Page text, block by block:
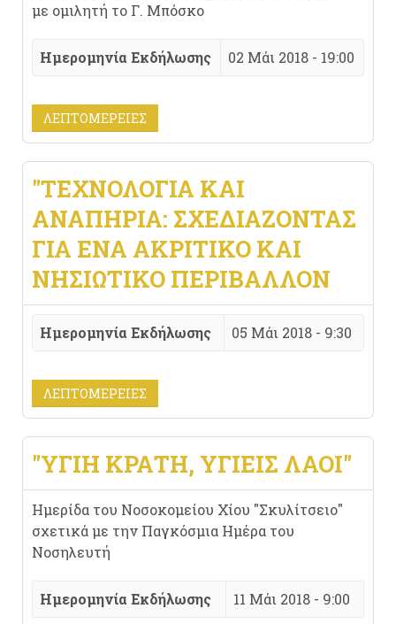
με ομιλητή το Γ. Μπόσκο
Ημερομηνία Εκδήλωσης 02 Μάι 2018 - 19:00
ΛΕΠΤΟΜΈΡΕΙΕΣ
"ΤΕΧΝΟΛΟΓΊΑ ΚΑΙ
ΑΝΑΠΗΡΊΑ: ΣΧΕΔΙΆΖΟΝΤΑΣ
ΓΙΑ ΈΝΑ ΑΚΡΙΤΙΚΌ ΚΑΙ
ΝΗΣΙΩΤΙΚΌ ΠΕΡΙΒΆΛΛΟΝ
Ημερομηνία Εκδήλωσης 05 Μάι 2018 - 9:30
ΛΕΠΤΟΜΈΡΕΙΕΣ
"ΥΓΙΉ ΚΡΆΤΗ, ΥΓΙΕΊΣ ΛΑΟΊ"
Ημερίδα του Νοσοκομείου Χίου "Σκυλίτσειο"
σχετικά με την Παγκόσμια Ημέρα του
Νοσηλευτή
Ημερομηνία Εκδήλωσης 11 Μάι 2018 - 9:00